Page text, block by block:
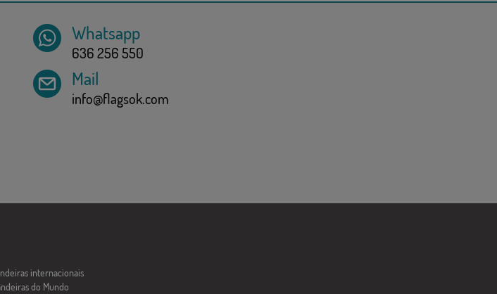
Whatsapp
636 256 550
Mail
info@flagsok.com
internacionais
do Mundo